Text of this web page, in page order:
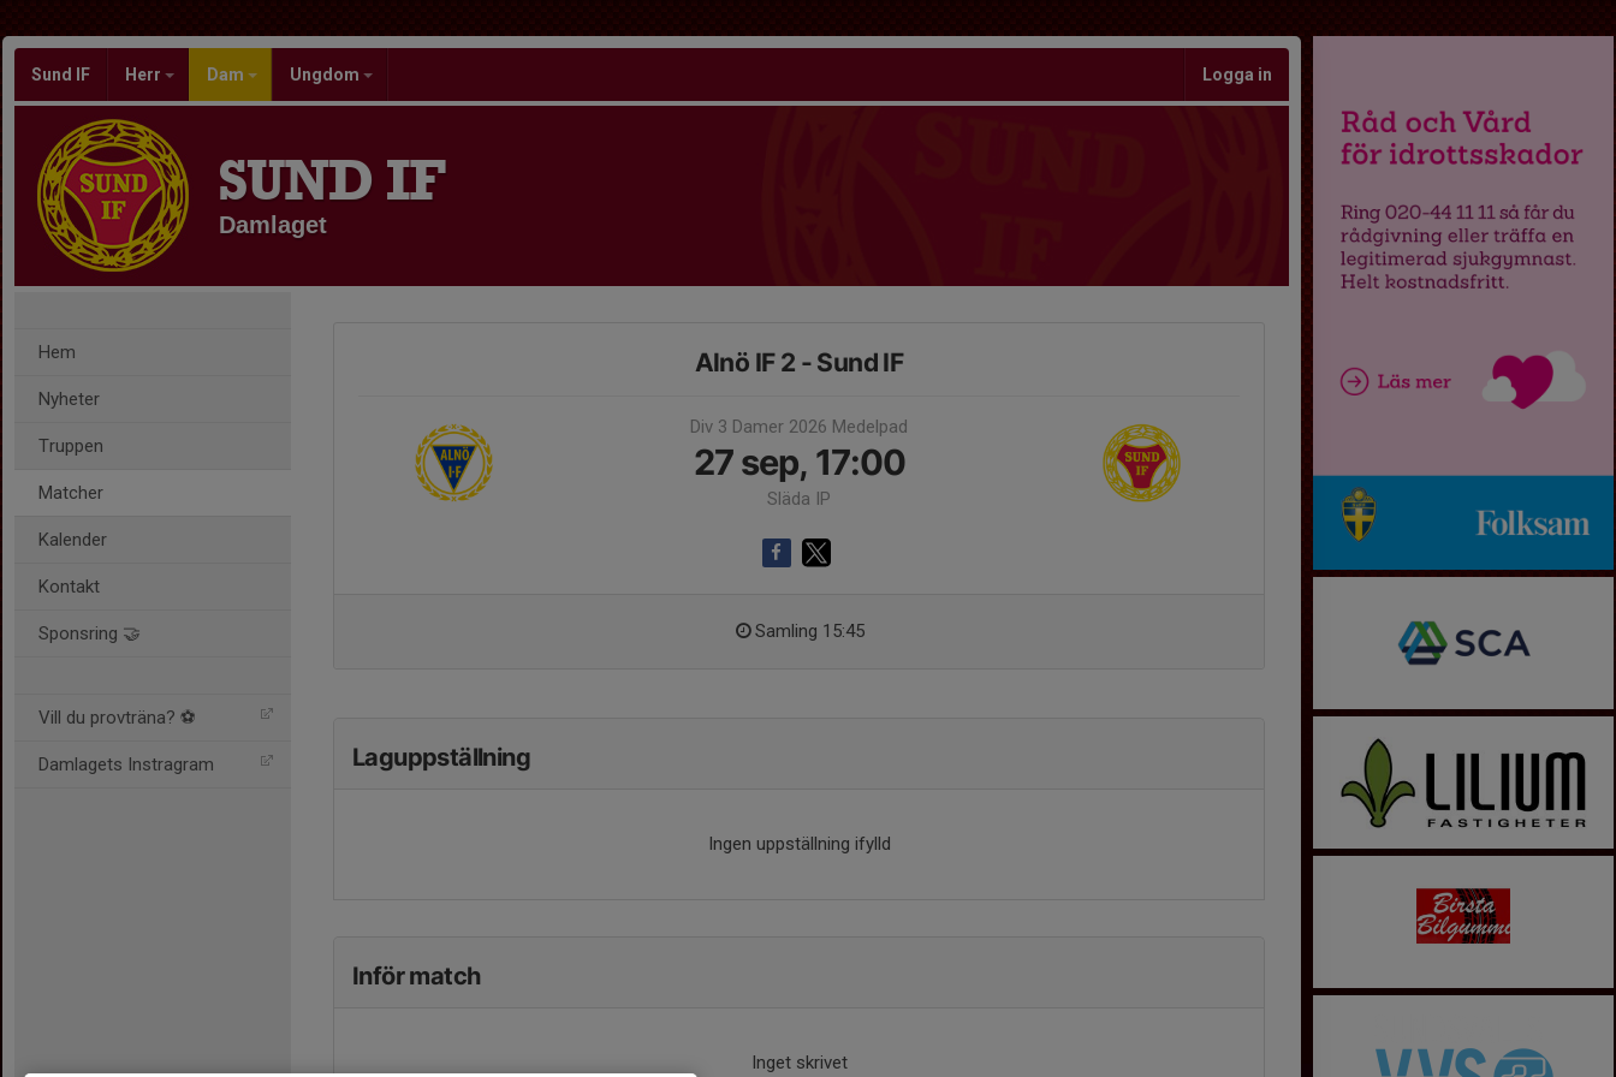
Sund IF Herr Dam Ungdom Logga in
SUND IF
Damlaget
Hem
Nyheter
Truppen
Matcher
Kalender
Kontakt
Sponsring 🤝
Vill du provträna? ⚽️
Damlagets Instragram
Alnö IF 2 - Sund IF
Div 3 Damer 2026 Medelpad
27 sep, 17:00
Släda IP
Samling 15:45
Laguppställning
Ingen uppställning ifylld
Inför match
Inget skrivet